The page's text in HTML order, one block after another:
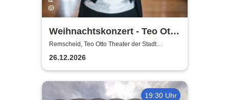
Weihnachtskonzert - Teo Otto
Theater der Stadt Remscheid
Remscheid, Teo Otto Theater der Stadt
Remscheid
26.12.2026
19:30 Uhr